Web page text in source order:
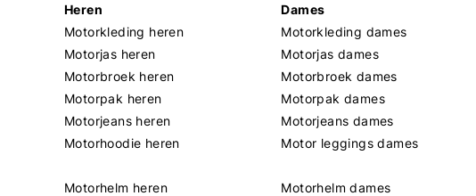
Heren
Motorkleding heren
Motorjas heren
Motorbroek heren
Motorpak heren
Motorjeans heren
Motorhoodie heren
Motorhelm heren
Dames
Motorkleding dames
Motorjas dames
Motorbroek dames
Motorpak dames
Motorjeans dames
Motor leggings dames
Motorhelm dames